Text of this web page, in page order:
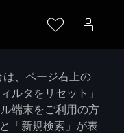
、ページ右上の
ルタをリセット」
端末をご利用の方
「新規検索」が表